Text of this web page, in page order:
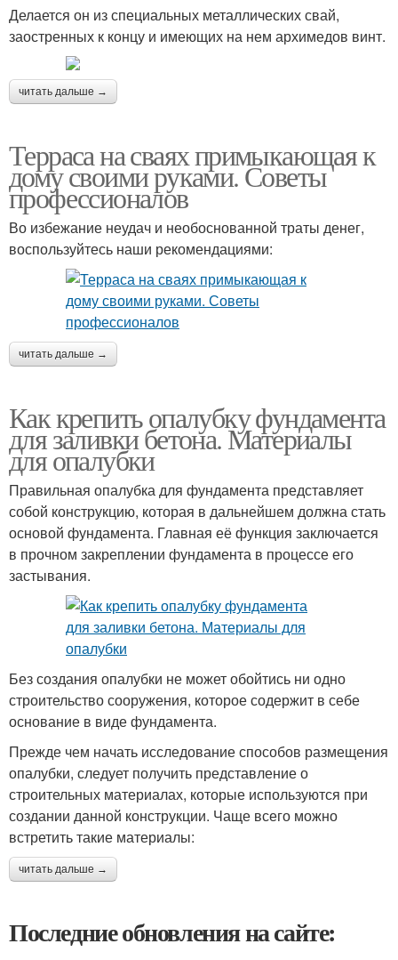
Делается он из специальных металлических свай,
заостренных к концу и имеющих на нем архимедов винт.
читать дальше →
Терраса на сваях примыкающая к
дому своими руками. Советы
профессионалов
Во избежание неудач и необоснованной траты денег,
воспользуйтесь наши рекомендациями:
читать дальше →
Как крепить опалубку фундамента
для заливки бетона. Материалы
для опалубки
Правильная опалубка для фундамента представляет
собой конструкцию, которая в дальнейшем должна стать
основой фундамента. Главная её функция заключается
в прочном закреплении фундамента в процессе его
застывания.
Без создания опалубки не может обойтись ни одно
строительство сооружения, которое содержит в себе
основание в виде фундамента.
Прежде чем начать исследование способов размещения
опалубки, следует получить представление о
строительных материалах, которые используются при
создании данной конструкции. Чаще всего можно
встретить такие материалы:
читать дальше →
Последние обновления на сайте: